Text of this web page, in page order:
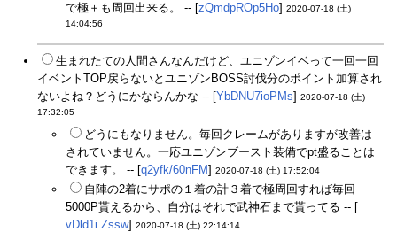
で極＋も周回出来る。 -- [zQmdpROp5Ho] 2020-07-18 (土)
14:04:56
生まれたての人間さんなんだけど、ユニゾンイベって一回一回
イベントTOP戻らないとユニゾンBOSS討伐分のポイント加算され
ないよね？どうにかならんかな -- [YbDNU7ioPMs] 2020-07-18 (土)
17:32:05
どうにもなりません。毎回クレームがありますが改善は
されていません。一応ユニゾンブースト装備でpt盛ることは
できます。 -- [q2yfk/60nFM] 2020-07-18 (土) 17:52:04
自陣の2着にサポの１着の計３着で極周回すれば毎回
5000P貰えるから、自分はそれで武神石まで貰ってる -- [
vDld1i.Zssw] 2020-07-18 (土) 22:14:14